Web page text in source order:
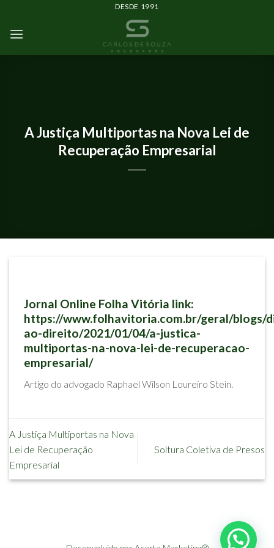
DESDE 1991
A Justiça Multiportas na Nova Lei de
Recuperação Empresarial
Jornal Online Folha Vitória link:
https://www.folhavitoria.com.br/geral/blogs/
ao-direito/2021/01/04/a-justica-
multiportas-na-nova-lei-de-recuperacao-
empresarial/
Artigo do advogado Raphael Wilson Loureiro Stein.
A Justiça Multiportas na Nova
Lei de Recuperação
Empresarial
Soltura Coletiva de Presos